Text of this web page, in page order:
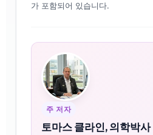
가 포함되어 있습니다.
주 저자
토마스 클라인, 의학박사